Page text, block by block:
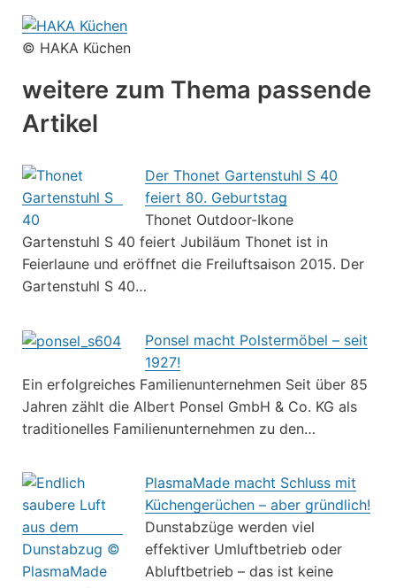
© HAKA Küchen
weitere zum Thema passende
Artikel
Der Thonet Gartenstuhl S 40
feiert 80. Geburtstag
Thonet Outdoor-Ikone
Gartenstuhl S 40 feiert Jubiläum Thonet ist in
Feierlaune und eröffnet die Freiluftsaison 2015. Der
Gartenstuhl S 40…
Ponsel macht Polstermöbel – seit
1927!
Ein erfolgreiches Familienunternehmen Seit über 85
Jahren zählt die Albert Ponsel GmbH & Co. KG als
traditionelles Familienunternehmen zu den…
PlasmaMade macht Schluss mit
Küchengerüchen – aber gründlich!
Dunstabzüge werden viel
effektiver Umluftbetrieb oder
Abluftbetrieb – das ist keine